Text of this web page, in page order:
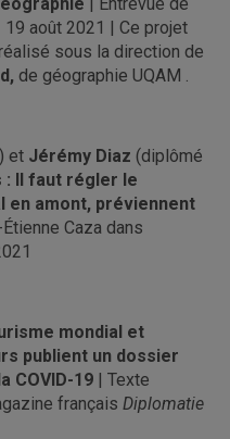
août 2021 | Ce projet
sous la direction de
de géographie UQAM .
et Jérémy Diaz (diplômé
: Il faut régler le
en amont, préviennent
Caza dans
mondial et
publient un dossier
COVID-19 | Texte
français Diplomatie